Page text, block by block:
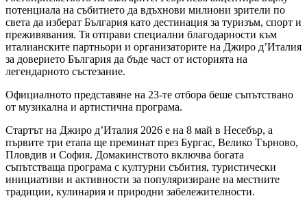
потенциала на събитието да вдъхнови милиони зрители по
света да изберат България като дестинация за туризъм, спорт и
преживявания. Тя отправи специални благодарности към
италианските партньори и организаторите на Джиро д’Италия
за доверието България да бъде част от историята на
легендарното състезание.
Официалното представяне на 23-те отбора беше съпътствано
от музикална и артистична програма.
Стартът на Джиро д’Италия 2026 е на 8 май в Несебър, а
първите три етапа ще преминат през Бургас, Велико Търново,
Пловдив и София. Домакинството включва богата
съпътстваща програма с културни събития, туристически
инициативи и активности за популяризиране на местните
традиции, кулинария и природни забележителности.